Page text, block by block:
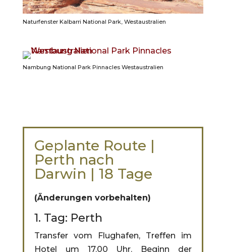
Naturfenster Kalbarri National Park, Westaustralien
Nambung National Park Pinnacles Westaustralien
Geplante Route |
Perth nach
Darwin | 18 Tage
(Änderungen vorbehalten)
1. Tag: Perth
Transfer vom Flughafen, Treffen im
Hotel um 17.00 Uhr. Beginn der